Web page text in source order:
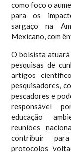
como foco o
para os
sargaço na
Mexicano, com
O bolsista
pesquisas de
artigos
pesquisadores,
pescadores e
responsável
educação
reuniões
contribuir
protocolos